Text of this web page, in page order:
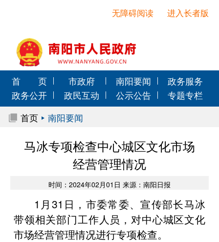
进入长者版
无障碍阅读
首 页 市政府 南阳要闻
政务服务
政务公开
政民互动 公示公告
专题专栏
首页
南阳要闻
马冰专项检查中心城区文化市场
经营管理情况
时间：2024年02月01日 来源：南阳日报
1月31日，市委常委、宣传部长马冰
带领相关部门工作人员，对中心城区文化
市场经营管理情况进行专项检查。